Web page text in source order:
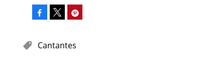
Cantantes
Facebook